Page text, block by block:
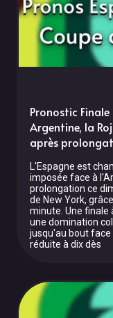
Pronostic
Argentine, la
après
L'Espagne est
imposée face à
prolongation ce
de New York,
minute. Une finale
une domination
jusqu'au bout
réduite à dix dès